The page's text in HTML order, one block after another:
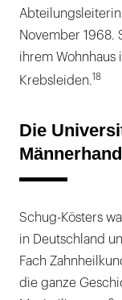
November 1968.
ihrem Wohnhaus
Krebsleiden.18
Die
Männerhand
Schug-Kösters
in Deutschland
Fach
die ganze